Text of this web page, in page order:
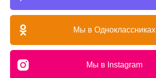
Мы в Одноклассниках
Мы в Instagram